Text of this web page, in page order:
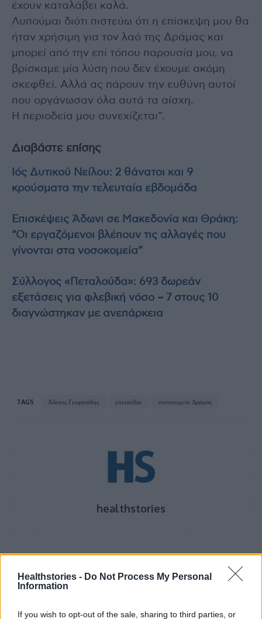
Healthstories - Do Not Process My Personal
Information
If you wish to opt-out of the sale, sharing to third parties, or
έχουν καταλάβει καλά.
Λυπούμαι διότι πιστεύω ότι η επίσκεψη μου θα
ήταν χρήσιμη για τον λαό της Δράμας και
μπορεί από την επί τόπου παρουσία μου, να
βρίσκαμε μία λύση που δεν έχουμε ακόμη
σκεφθεί. Αλλά ας πάρουν την ευθύνη αυτοί
που οργάνωσαν όλα αυτά τα αίσχη.
Η περιοδεία μου συνεχίζεται”.
Διαβάστε επίσης
Ιός Δυτικού Νείλου: 2 θάνατοι και 9
κρούσματα την τελευταία εβδομάδα
Επισκέψεις Άδωνι σε Μακεδονία και Θράκη:
“Οι εργαζόμενοι βλέπουν τις αλλαγές που
γίνονται στα νοσοκομεία”
Σύλλογος «Πεταλούδα»: 693 δωρεάν
εξετάσεις για φλεβική νόσο – 7 στους 10
διαγνώστηκαν με ανεπάρκεια
TAGS Άδωνις Γεωργιάδης επεισόδια νοσοκομείο Δράμας
healthstories